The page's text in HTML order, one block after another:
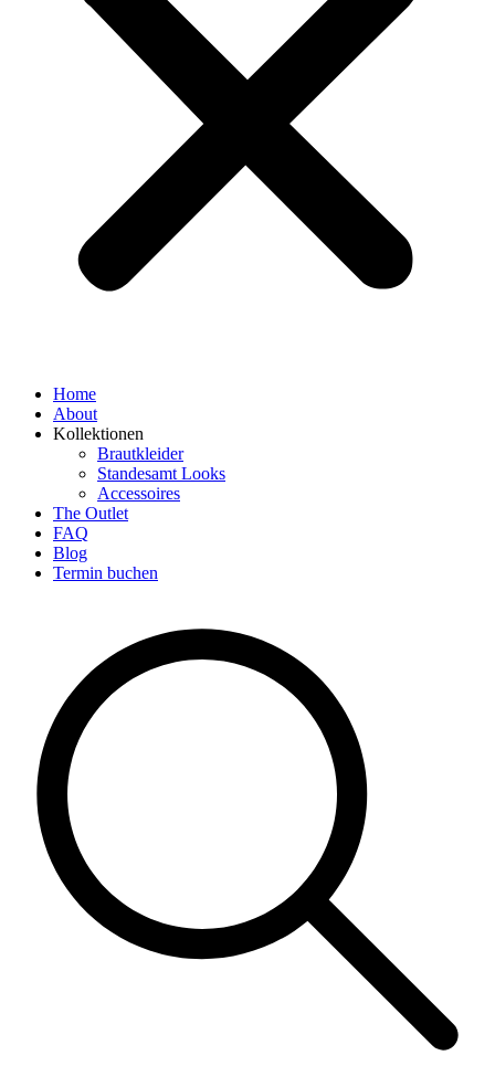
Home
About
Kollektionen
Brautkleider
Standesamt Looks
Accessoires
The Outlet
FAQ
Blog
Termin buchen